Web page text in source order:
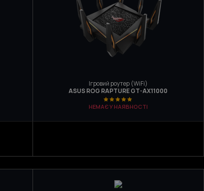
Ігровий роутер (WiFi)
ASUS ROG RAPTURE GT-AX11000
НЕМАЄ У НАЯВНОСТІ